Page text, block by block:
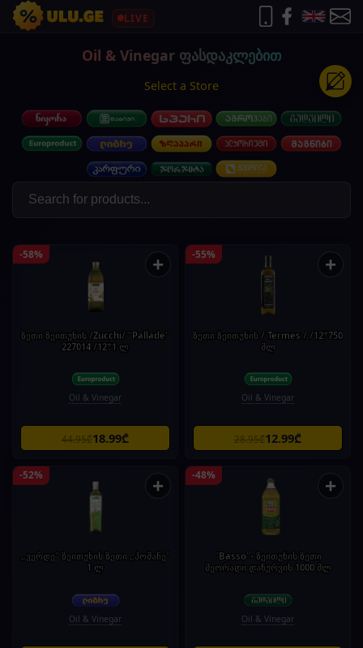
LIVE
Oil & Vinegar ფასდაკლებით
Select a Store
-58% +
ზეთი ზეითუნის /Zucchi/ "Pallade"
227014 /12*1 ლ
Oil & Vinegar
44.95₾18.99₾
-55% +
ზეთი ზეითუნის / Termes / /12*750
მლ
Oil & Vinegar
28.95₾12.99₾
-52% +
„ვერდე" ზეითუნის ზეთი „პომაჩე"
1 ლ
Oil & Vinegar
-48% +
"Basso"- ზეითუნის ზეთი
მეორადი დაწურვის 1000 მლ
Oil & Vinegar